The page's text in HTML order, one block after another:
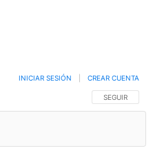
SIGA ESTA
SEGUIR
INICIAR SESIÓN CREAR CUENTA